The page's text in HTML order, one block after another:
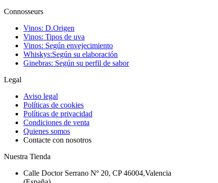
Connosseurs
Vinos: D.Origen
Vinos: Tipos de uva
Vinos: Según envejecimiento
Whiskys:Según su elaboración
Ginebras: Según su perfil de sabor
Legal
Aviso legal
Políticas de cookies
Políticas de privacidad
Condiciones de venta
Quienes somos
Contacte con nosotros
Nuestra Tienda
Calle Doctor Serrano Nº 20, CP 46004,Valencia